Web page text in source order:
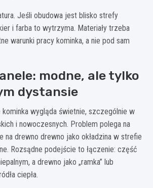
Jeśli obudowa jest blisko strefy
i farba to wytrzyma. Materiały trzeba
warunki pracy kominka, a nie pod sam
modne, ale tylko
dystansie
kominka wygląda świetnie, szczególnie w
i nowoczesnych. Problem polega na
na drewno drewno jako okładzina w strefie
Rozsądne podejście to łączenie: część
a drewno jako „ramka” lub
ciepła.